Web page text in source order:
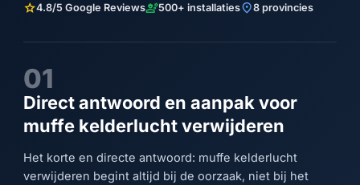
star4.8/5 Google Reviewsengineering500+ installatieslocation_on8 provincies
01
Direct antwoord en aanpak voor
muffe kelderlucht verwijderen
Het korte en directe antwoord: muffe kelderlucht
verwijderen begint altijd bij de oorzaak, niet bij het